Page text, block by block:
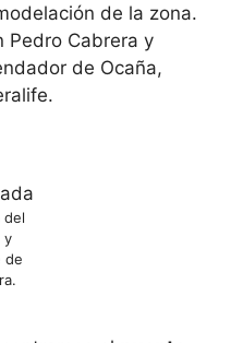
de la zona.
Pedro Cabrera y
de Ocaña,
del
y
de